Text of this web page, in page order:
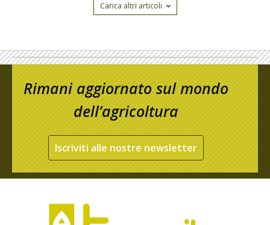
Carica altri articoli
Rimani aggiornato sul mondo
dell’agricoltura
Iscriviti alle nostre newsletter